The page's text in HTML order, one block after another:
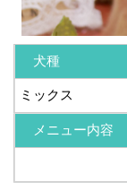
犬種
ミックス
メニュー内容